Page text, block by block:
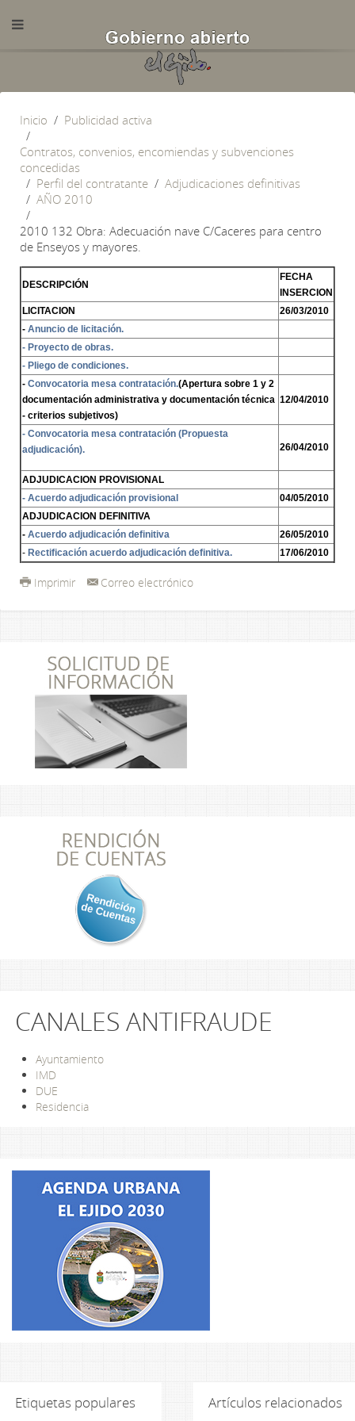
Inicio
Publicidad activa
Contratos, convenios, encomiendas y subvenciones
concedidas
Perfil del contratante
Adjudicaciones definitivas
AÑO 2010
2010 132 Obra: Adecuación nave C/Caceres para centro
de Enseyos y mayores.
DESCRIPCIÓN
FECHA
INSERCION
LICITACION
26/03/2010
- Anuncio de licitación.
- Proyecto de obras.
- Pliego de condiciones.
- Convocatoria mesa contratación.(Apertura sobre 1 y 2
documentación administrativa y documentación técnica
- criterios subjetivos)
12/04/2010
- Convocatoria mesa contratación (Propuesta
adjudicación).
26/04/2010
ADJUDICACION PROVISIONAL
- Acuerdo adjudicación provisional
04/05/2010
ADJUDICACION DEFINITIVA
- Acuerdo adjudicación definitiva
26/05/2010
- Rectificación acuerdo adjudicación definitiva. 17/06/2010
Imprimir Correo electrónico
CANALES ANTIFRAUDE
Ayuntamiento
IMD
DUE
Residencia
Etiquetas populares Artículos relacionados